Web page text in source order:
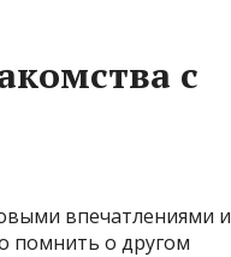
с
впечатлениями и
помнить о другом